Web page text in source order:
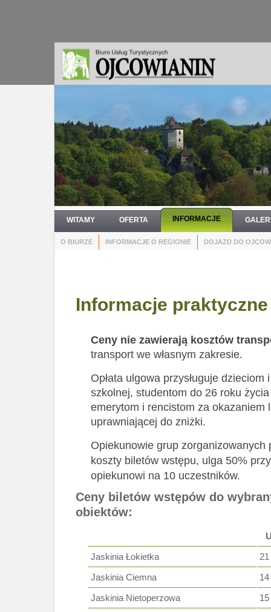
WITAMY OFERTA INFORMACJE
O BIURZE INFORMACJE O REGIONIE DOJAZD DO
Informacje praktyczne
Ceny nie zawierają kosztów
transport we własnym zakresie.
Opłata ulgowa przysługuje dzieciom
szkolnej, studentom do 26 roku
emerytom i rencistom za okazaniem
uprawniającej do zniżki.
Opiekunowie grup zorganizowanych
koszty biletów wstępu, ulga 50%
opiekunowi na 10 uczestników.
Ceny biletów wstępów do
obiektów:
Jaskinia Łokietka
21
Jaskinia Ciemna
14
Jaskinia Nietoperzowa
15